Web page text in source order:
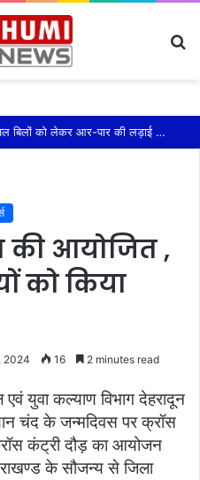
रायवाला में ग्रामीणों ने बैठक कर पेयजल बिलों को लेकर आर-पार की लड़ाई का किया ऐलान
की आयोजित ,
को किया
2024 16 2 minutes read
युवा कल्याण विभाग देहरादून
चंद के जन्मदिवस पर क्रॉस
कंट्री दौड़ का आयोजन
के सौजन्य से जिला